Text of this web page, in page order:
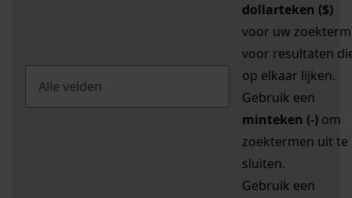
dollarteken ($)
voor uw zoekterm
voor resultaten
op elkaar lijken.
Gebruik een
minteken (-) om
zoektermen uit te
sluiten.
Gebruik een